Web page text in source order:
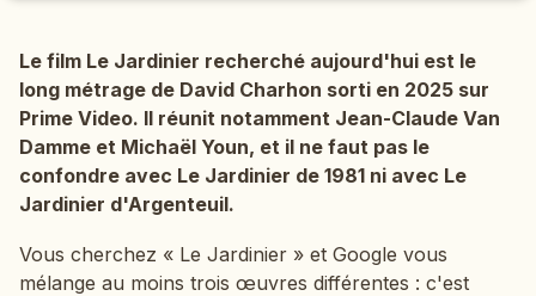
Le film Le Jardinier recherché aujourd'hui est le
long métrage de David Charhon sorti en 2025 sur
Prime Video. Il réunit notamment Jean-Claude Van
Damme et Michaël Youn, et il ne faut pas le
confondre avec Le Jardinier de 1981 ni avec Le
Jardinier d'Argenteuil.
Vous cherchez « Le Jardinier » et Google vous
mélange au moins trois œuvres différentes : c'est